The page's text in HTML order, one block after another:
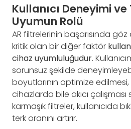
Kullanıcı Deneyimi
Uyumun Rolü
AR filtrelerinin başarısında
kritik olan bir diğer faktör
cihaz uyumluluğudur.
sorunsuz şekilde
boyutlarının optimize edilmesi,
cihazlarda bile akıcı çalışması
karmaşık filtreler, kullanıcıda
terk oranını artırır.